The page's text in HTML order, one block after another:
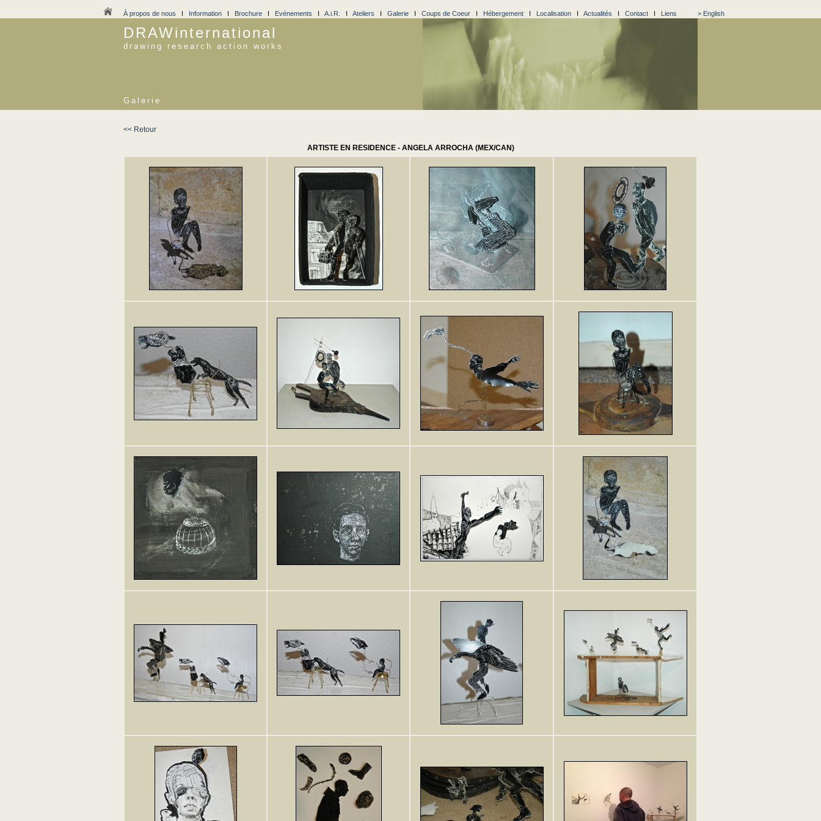
À propos de nous I Information I Brochure I Evénements I A.i.R. I Ateliers I Galerie I Coups de Coeur I Hébergement I Localisation I Actualités I Contact I Liens > English
DRAWinternational
drawing research action works
Galerie
<< Retour
ARTISTE EN RESIDENCE - ANGELA ARROCHA (MEX/CAN)